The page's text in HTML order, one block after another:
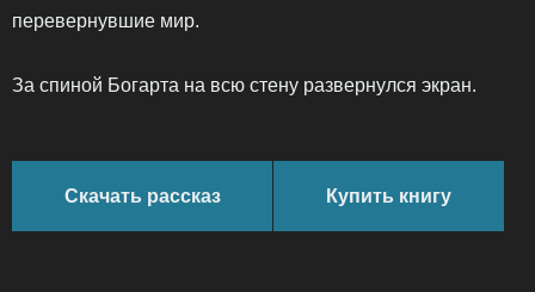
перевернувшие мир.
За спиной Богарта на всю стену развернулся экран.
Скачать рассказ Купить книгу